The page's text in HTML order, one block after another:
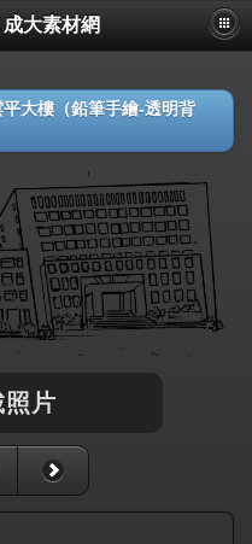
大素材網
平大樓（鉛筆手繪-透明背
照片